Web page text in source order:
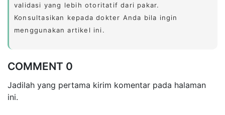
validasi yang lebih otoritatif dari pakar.
Konsultasikan kepada dokter Anda bila ingin
menggunakan artikel ini.
COMMENT 0
Jadilah yang pertama kirim komentar pada halaman
ini.